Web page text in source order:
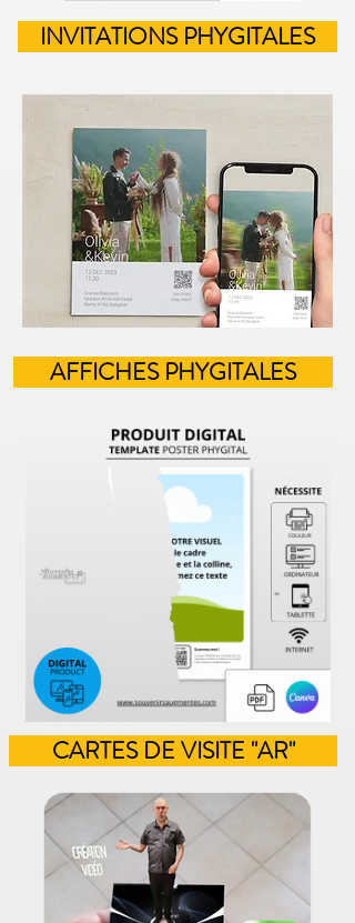
INVITATIONS PHYGITALES
AFFICHES PHYGITALES
CARTES DE VISITE "AR"